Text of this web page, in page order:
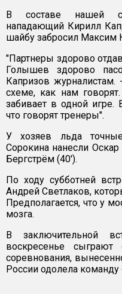
В составе нашей
нападающий Кирилл
шайбу забросил Максим
"Партнеры здорово
Голышев здорово
Капризов
схеме, как нам
забивает в одной игре.
что говорят тренеры".
У хозяев льда
Сорокина нанесли
Бергстрём (40').
По ходу субботней
Андрей Светлаков,
Предполагается, что у
мозга.
В заключительной
воскресенье
соревнования,
России одолела